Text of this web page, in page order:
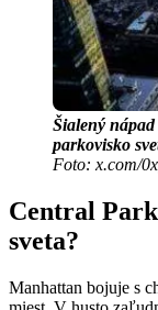
Šialený
parkovisko
Foto: x.com/
Central
sveta?
Manhattan bojuje s